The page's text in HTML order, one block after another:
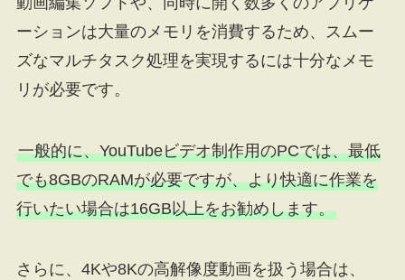
ーションは大量のメモリを消費するため、スムー
ズなマルチタスク処理を実現するには十分なメモ
リが必要です。
一般的に、YouTubeビデオ制作用のPCでは、最低
でも8GBのRAMが必要ですが、より快適に作業を
行いたい場合は16GB以上をお勧めします。
さらに、4Kや8Kの高解像度動画を扱う場合は、